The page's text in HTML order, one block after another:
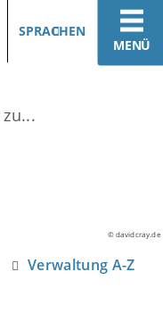
MENÜ
SPRACHEN
© davidcray.de
Verwaltung A-Z